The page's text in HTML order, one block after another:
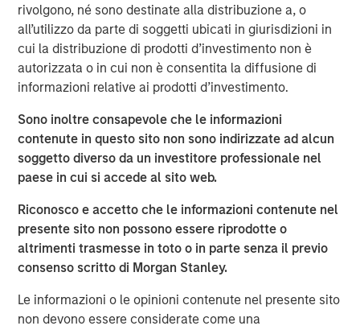
rivolgono, né sono destinate alla distribuzione a, o
all’utilizzo da parte di soggetti ubicati in giurisdizioni in
cui la distribuzione di prodotti d’investimento non è
autorizzata o in cui non è consentita la diffusione di
informazioni relative ai prodotti d’investimento.
Sono inoltre consapevole che le informazioni
contenute in questo sito non sono indirizzate ad alcun
soggetto diverso da un investitore professionale nel
paese in cui si accede al sito web.
Riconosco e accetto che le informazioni contenute nel
presente sito non possono essere riprodotte o
altrimenti trasmesse in toto o in parte senza il previo
consenso scritto di Morgan Stanley.
Le informazioni o le opinioni contenute nel presente sito
non devono essere considerate come una
Calvert’s expertise stems from its specialized sector
research, active engagement, and climate investment
solutions, resulting in a research and data-driven
framework, focused on the following three components
of the low-carbon transition: